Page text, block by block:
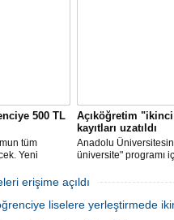
500 TL
tüm
Yeni
olana
500 TL destek
Açıköğretim
kayıtları uzatıldı
Anadolu
üniversite" programı
erişime açıldı
liselere yerleştirmede